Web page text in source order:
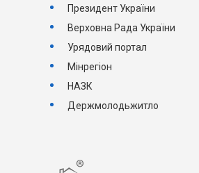
Президент України
Верховна Рада України
Урядовий портал
Мінрегіон
НАЗК
Держмолодьжитло